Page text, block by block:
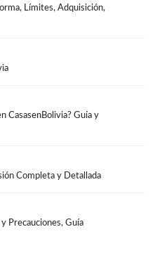
Límites, Adquisición,
CasasenBolivia? Guía y
Completa y Detallada
Precauciones, Guía